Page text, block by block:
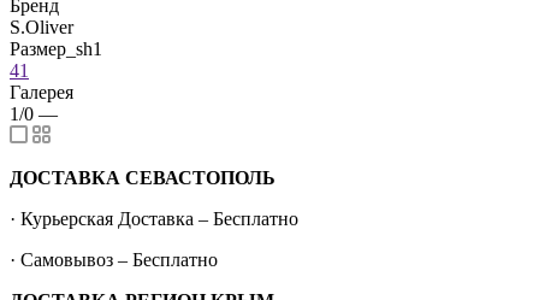
Бренд
S.Oliver
Размер_sh1
41
Галерея
1/0 —
ДОСТАВКА СЕВАСТОПОЛЬ
· Курьерская Доставка – Бесплатно
· Самовывоз – Бесплатно